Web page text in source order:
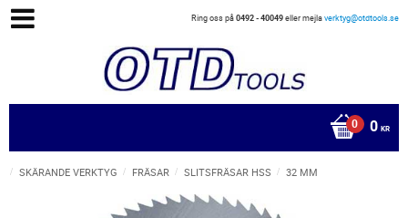
Ring oss på0492 - 40049eller mejlaverktyg@otdtools.se
0 KR
SKÄRANDE VERKTYG FRÄSAR SLITSFRÄSAR HSS 32 MM